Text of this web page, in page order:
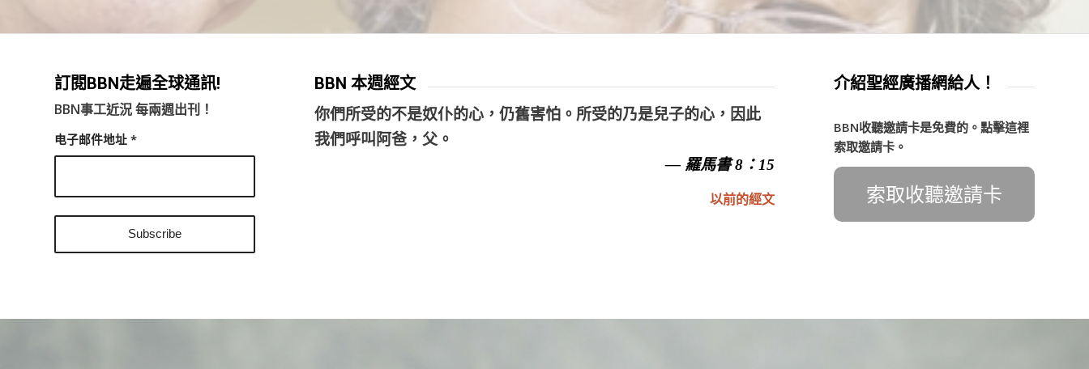
訂閱BBN走遍全球通訊!
BBN事工近況 每兩週出刊！
电子邮件地址 *
BBN 本週經文
你們所受的不是奴仆的心，仍舊害怕。所受的乃是兒子的心，因此
我們呼叫阿爸，父。
— 羅馬書 8：15
以前的經文
介紹聖經廣播網給人！
BBN收聽邀請卡是免費的。點擊這裡
索取邀請卡。
索取收聽邀請卡